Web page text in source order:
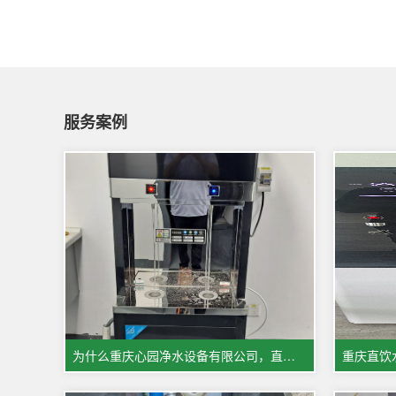
服务案例
为什么重庆心园净水设备有限公司，直饮水机租赁租金会比同行更低？